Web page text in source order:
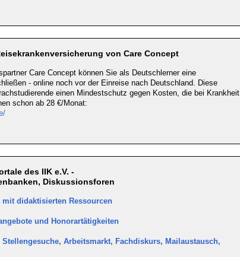
von Care Concept
Care Concept können Sie als Deutschlerner eine
- online noch vor der Einreise nach Deutschland. Diese
einen Mindestschutz gegen Kosten, die bei Krankheit
schon ab 28 €/Monat:
des IIK e.V. -
Diskussionsforen
mit didaktisierten Ressourcen
und Honorartätigkeiten
Arbeitsmarkt, Fachdiskurs, Mailaustausch,